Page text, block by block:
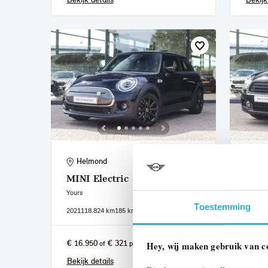
Toestemming
Hey, wij maken gebruik van
Helmond
MINI Electric
Yours
2021118.824 km185 km actieradius
€ 16.950of € 321p/m
Bekijk details
2019
€